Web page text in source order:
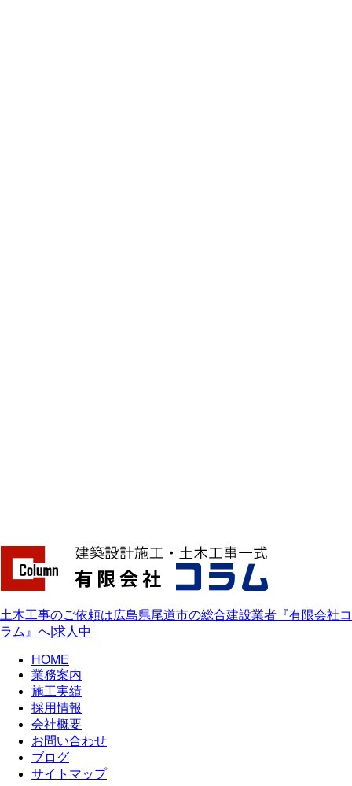
土木工事のご依頼は広島県尾道市の総合建設業者『有限会社コ
ラム』へ|求人中
HOME
業務案内
施工実績
採用情報
会社概要
お問い合わせ
ブログ
サイトマップ